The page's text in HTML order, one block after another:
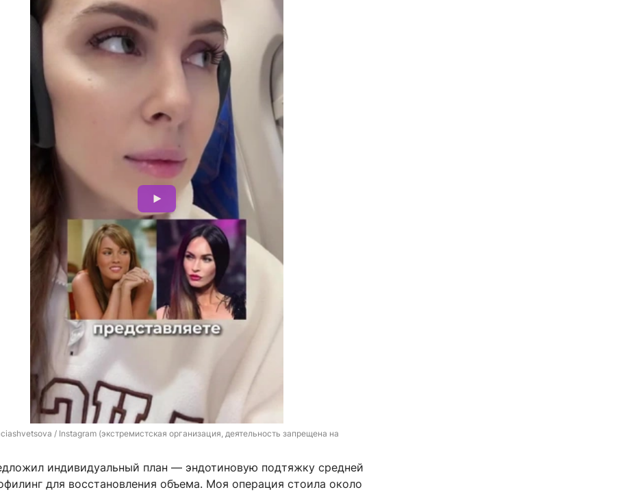
/ Instagram (экстремистская организация, деятельность запрещена на
индивидуальный план — эндотиновую подтяжку средней
для восстановления объема. Моя операция стоила около